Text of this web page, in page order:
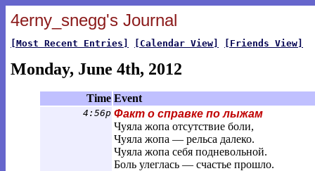
4erny_snegg's Journal
[Most Recent Entries] [Calendar View] [Friends View]
Monday, June 4th, 2012
Time Event
4:56p Факт о справке по лыжам
Чуяла жопа отсутствие боли,
Чуяла жопа — рельса далеко.
Чуяла жопа себя подневольной.
Боль улеглась — счастье прошло.